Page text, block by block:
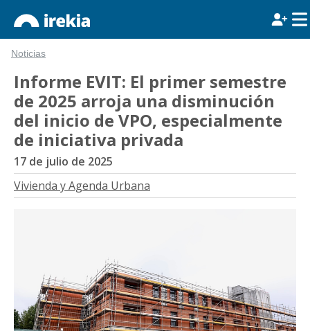
Noticias
Informe EVIT: El primer semestre
de 2025 arroja una disminución
del inicio de VPO, especialmente
de iniciativa privada
17 de julio de 2025
Vivienda y Agenda Urbana